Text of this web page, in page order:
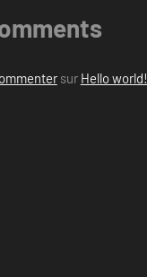
sur Hello world!